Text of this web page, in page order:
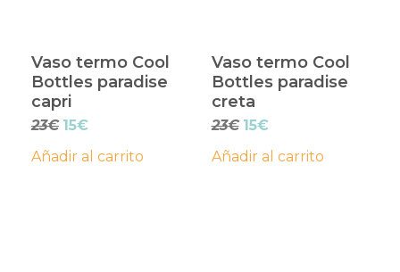
Vaso termo Cool
Bottles paradise
capri
23€ El
original
15€El
actual
Añadir al carrito
Vaso termo Cool
Bottles paradise
creta
23€ El
original
15€El
actual
Añadir al carrito